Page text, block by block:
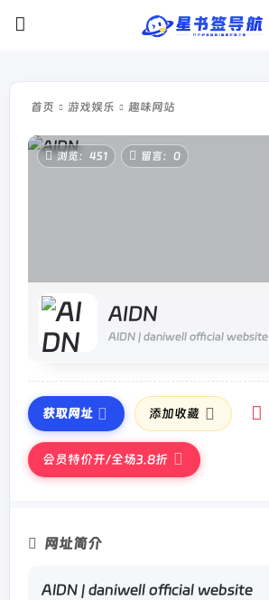
首页 游戏娱乐 趣味网站
浏览：451 留言：0
AIDN
AIDN | daniwell official website
获取网址 添加收藏
会员特价开/全场3.8折
网址简介
AIDN | daniwell official website